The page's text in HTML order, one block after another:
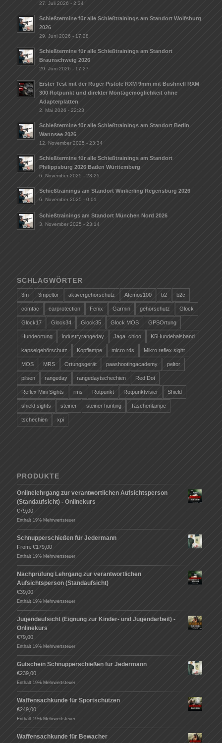
27. Juli 2026 - 2:34
Schießtermine für alle Schießtrainings am Standort Wolfsburg
2026
29. Juni 2026 - 17:28
Schießtermine für alle Schießtrainings am Standort
Braunschweig 2026
29. Juni 2026 - 17:27
Erster Test mit der Ruger Pistole RXM 9mm mit Bushnell RXM
300 Rotpunkt und direkter Montagemöglichkeit ohne
Adapterplatten
2. Mai 2026 - 22:23
Schießtermine für alle Schießtrainings am Standort Berlin
Wannsee 2026
12. November 2025 - 23:34
Schießtermine für alle Schießtrainings am Standort
Philippsburg 2026 Baden Württemberg
6. November 2025 - 23:25
Schießtrainings am Standort Winkerling Regensburg 2026
6. November 2025 - 0:01
Schießtrainings am Standort München Nord 2026
3. November 2025 - 23:14
SCHLAGWÖRTER
3m 3mpeltor aktivergehörschutz Atemos100 b2 b2c
comtac earprotection Fenix Garmin gehörschutz Glock
Glock17 Glock34 Glock35 Glock MOS GPSOrtung
Hundeortung industryrangeday Jaga_chioo K5Hundehalsband
kapselgehörschutz Kopflampe micro rds Mikro reflex sight
MOS MRS Ortungsgerät paashootingacademy peltor
pilsen rangeday rangedaytschechien Red Dot
Reflex Mini Sights rms Rotpunkt Rotpunktvisier Shield
shield sights steiner steiner hunting Taschenlampe
tschechien xpi
PRODUKTE
Onlinelehrgang zur verantwortlichen Aufsichtsperson
(Standaufsicht) - Onlinekurs
€79,00
Enthält 19% Mehrwertsteuer
Schnupperschießen für Jedermann
From: €179,00
Enthält 19% Mehrwertsteuer
Nachprüfung Lehrgang zur verantwortlichen
Aufsichtsperson (Standaufsicht)
€39,00
Enthält 19% Mehrwertsteuer
Jugendaufsicht (Eignung zur Kinder- und Jugendarbeit) -
Onlinekurs
€79,00
Enthält 19% Mehrwertsteuer
Gutschein Schnupperschießen für Jedermann
€239,00
Enthält 19% Mehrwertsteuer
Waffensachkunde für Sportschützen
€249,00
Enthält 19% Mehrwertsteuer
Waffensachkunde für Bewacher